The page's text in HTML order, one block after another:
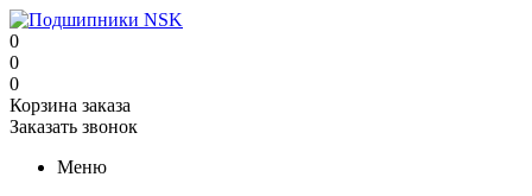
0
0
0
Корзина заказа
Заказать звонок
Меню